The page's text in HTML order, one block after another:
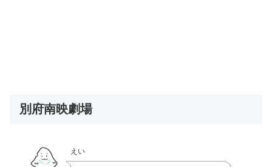
別府南映劇場
えい